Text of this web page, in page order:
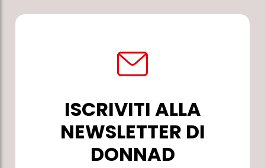
ISCRIVITI ALLA
NEWSLETTER DI
DONNAD